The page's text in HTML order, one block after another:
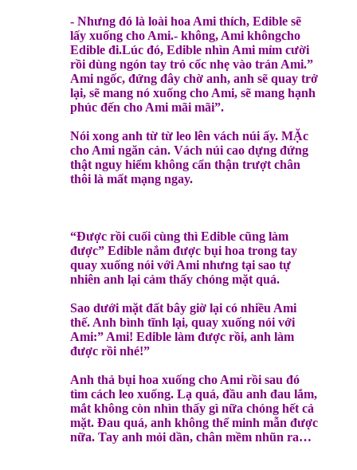
- Nhưng đó là loài hoa Ami thích, Edible sẽ
lấy xuống cho Ami.- không, Ami khôngcho
Edible đi.Lúc đó, Edible nhìn Ami mỉm cười
rồi dùng ngón tay trỏ cốc nhẹ vào trán Ami.”
Ami ngốc, đứng đây chờ anh, anh sẽ quay trở
lại, sẽ mang nó xuống cho Ami, sẽ mang hạnh
phúc đến cho Ami mãi mãi”.
Nói xong anh từ từ leo lên vách núi ấy. MẶc
cho Ami ngăn cản. Vách núi cao dựng đứng
thật nguy hiểm không cẩn thận trượt chân
thôi là mất mạng ngay.
“Được rồi cuối cùng thì Edible cũng làm
được” Edible nắm được bụi hoa trong tay
quay xuống nói với Ami nhưng tại sao tự
nhiên anh lại cảm thấy chóng mặt quá.
Sao dưới mặt đất bây giờ lại có nhiều Ami
thế. Anh bình tĩnh lại, quay xuống nói với
Ami:” Ami! Edible làm được rồi, anh làm
được rồi nhé!”
Anh thả bụi hoa xuống cho Ami rồi sau đó
tìm cách leo xuống. Lạ quá, đầu anh đau lắm,
mắt không còn nhìn thấy gì nữa chóng hết cả
mặt. Đau quá, anh không thể minh mẫn được
nữa. Tay anh mỏi dần, chân mềm nhũn ra…